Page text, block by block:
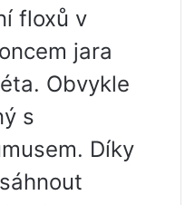
floxů v
jara
Obvykle
s
Díky